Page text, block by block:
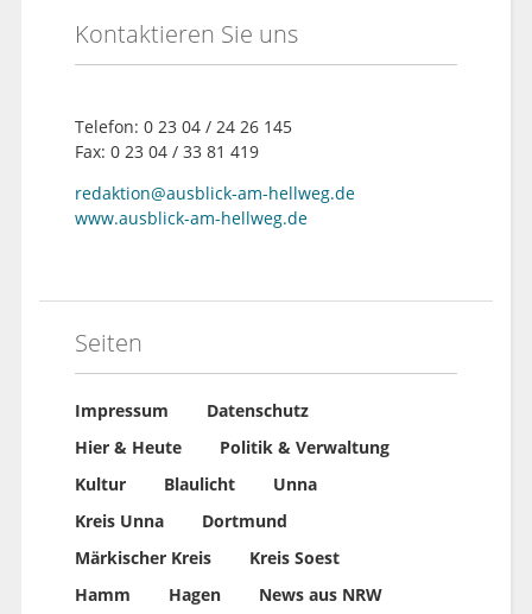
Kontaktieren Sie uns
Telefon: 0 23 04 / 24 26 145
Fax: 0 23 04 / 33 81 419
redaktion@ausblick-am-hellweg.de
www.ausblick-am-hellweg.de
Seiten
Impressum
Datenschutz
Hier & Heute
Politik & Verwaltung
Kultur
Blaulicht
Unna
Kreis Unna
Dortmund
Märkischer Kreis
Kreis Soest
Hamm
Hagen News aus NRW